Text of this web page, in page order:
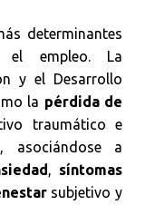
determinantes
empleo. La
y el Desarrollo
la pérdida de
traumático e
asociándose a
, síntomas
subjetivo y